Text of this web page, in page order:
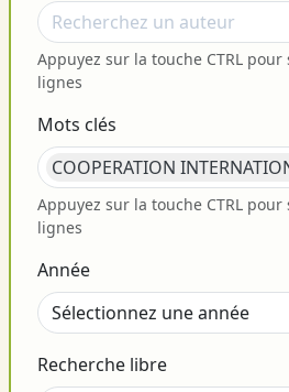
Appuyez sur la touche CTRL
lignes
Mots clés
COOPERATION
Appuyez sur la touche CTRL
lignes
Année
Recherche libre